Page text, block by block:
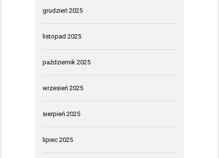
grudzień 2025
listopad 2025
październik 2025
wrzesień 2025
sierpień 2025
lipiec 2025